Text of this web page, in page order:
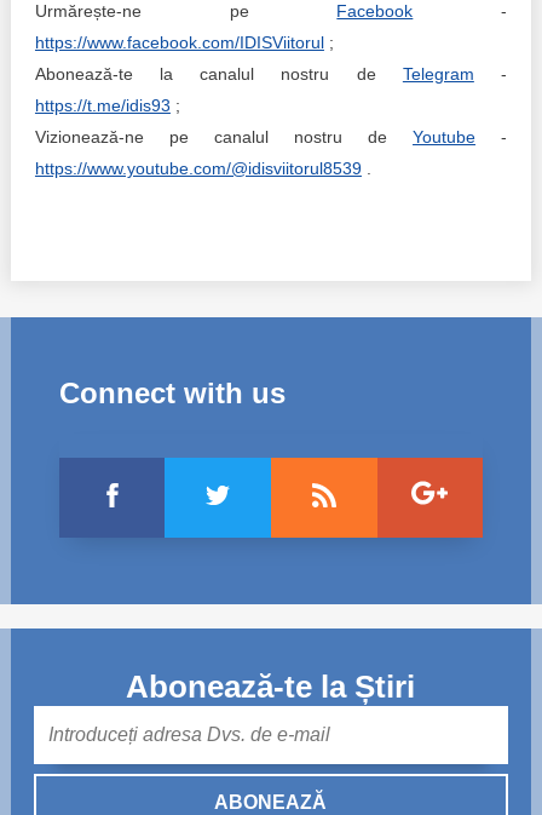
Urmărește-ne pe Facebook -
https://www.facebook.com/IDISViitorul;
Abonează-te la canalul nostru de Telegram -
https://t.me/idis93 ;
Vizionează-ne pe canalul nostru deYoutube -
https://www.youtube.com/@idisviitorul8539.
Connect with us
Abonează-te la Știri
ABONEAZĂ